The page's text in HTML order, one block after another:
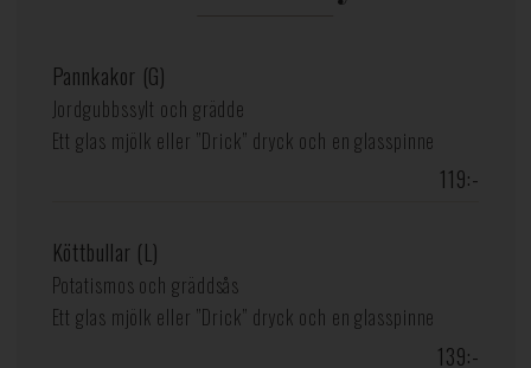
Pannkakor (G)
Jordgubbssylt och grädde
Ett glas mjölk eller ”Drick” dryck och en glasspinne
119:-
Köttbullar (L)
Potatismos och gräddsås
Ett glas mjölk eller ”Drick” dryck och en glasspinne
139:-